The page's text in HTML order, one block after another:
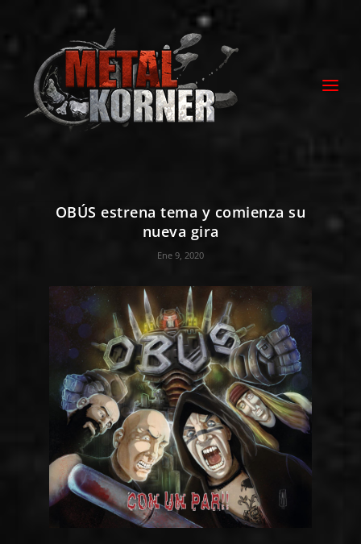
OBÚS estrena tema y comienza su
nueva gira
Ene 9, 2020